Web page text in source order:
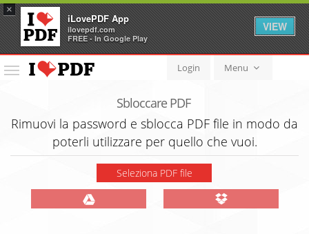
×
iLovePDF App
ilovepdf.com
FREE - In Google Play
VIEW
Login Menu
Menu
Sbloccare PDF
Rimuovi la password e sblocca PDF file in modo da
poterli utilizzare per quello che vuoi.
Seleziona PDF file